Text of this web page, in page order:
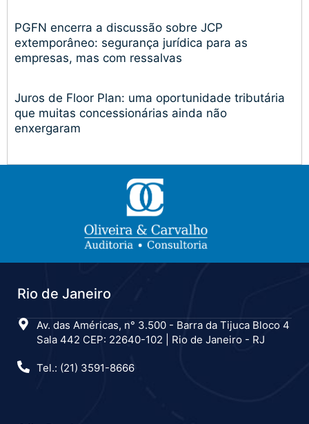
PGFN encerra a discussão sobre JCP
extemporâneo: segurança jurídica para as
empresas, mas com ressalvas
Juros de Floor Plan: uma oportunidade tributária
que muitas concessionárias ainda não
enxergaram
Rio de Janeiro
Av. das Américas, n° 3.500 - Barra da Tijuca Bloco 4
Sala 442 CEP: 22640-102 | Rio de Janeiro - RJ
Tel.: (21) 3591-8666